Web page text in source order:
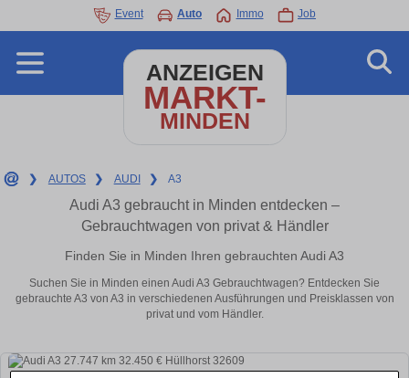
Event Auto Immo Job
ANZEIGEN
MARKT-
MINDEN
❯ AUTOS ❯ AUDI ❯ A3
Audi A3 gebraucht in Minden entdecken –
Gebrauchtwagen von privat & Händler
Finden Sie in Minden Ihren gebrauchten Audi A3
Suchen Sie in Minden einen Audi A3 Gebrauchtwagen? Entdecken Sie
gebrauchte A3 von A3 in verschiedenen Ausführungen und Preisklassen von
privat und vom Händler.